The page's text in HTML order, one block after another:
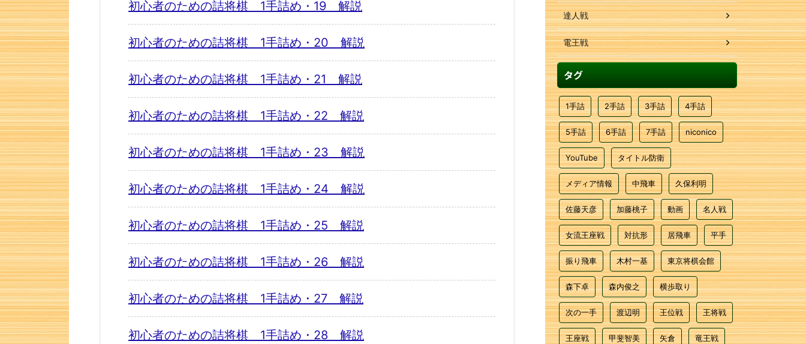
初心者のための詰将棋 1手詰め・19 解説
初心者のための詰将棋 1手詰め・20 解説
初心者のための詰将棋 1手詰め・21 解説
初心者のための詰将棋 1手詰め・22 解説
初心者のための詰将棋 1手詰め・23 解説
初心者のための詰将棋 1手詰め・24 解説
初心者のための詰将棋 1手詰め・25 解説
初心者のための詰将棋 1手詰め・26 解説
初心者のための詰将棋 1手詰め・27 解説
初心者のための詰将棋 1手詰め・28 解説
達人戦
電王戦
タグ
1手詰 2手詰 3手詰 4手詰
5手詰 6手詰 7手詰 niconico
YouTube タイトル防衛
メディア情報 中飛車 久保利明
佐藤天彦 加藤桃子 動画 名人戦
女流王座戦 対抗形 居飛車 平手
振り飛車 木村一基 東京将棋会館
森下卓 森内俊之 横歩取り
次の一手 渡辺明 王位戦 王将戦
王座戦 甲斐智美 矢倉 竜王戦